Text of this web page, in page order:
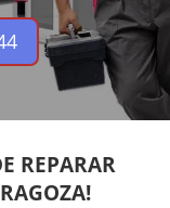
REPARAR